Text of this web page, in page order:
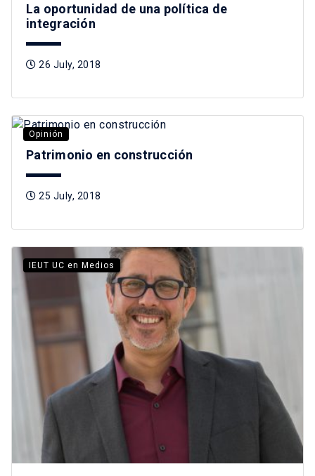
La oportunidad de una política de
integración
26 July, 2018
Opinión
Patrimonio en construcción
25 July, 2018
IEUT UC en Medios